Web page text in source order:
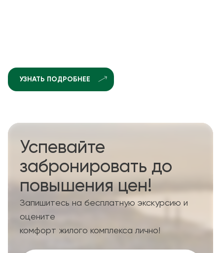
УЗНАТЬ ПОДРОБНЕЕ
Успевайте
забронировать до
повышения цен!
Запишитесь на бесплатную экскурсию и
оцените
комфорт жилого комплекса лично!